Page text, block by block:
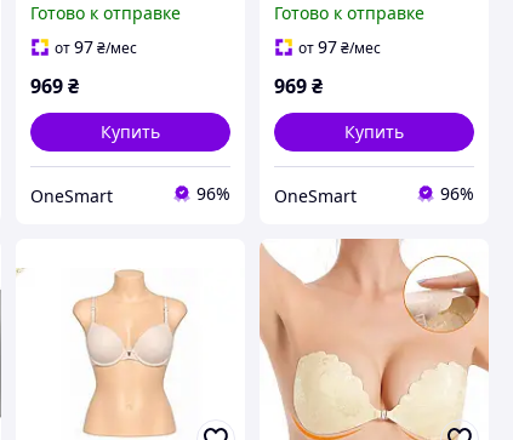
без косточек для
повседневного
Готово к отправке
от97 ₴/мес
969 ₴
Купить
OneSmart 96%
без косточек для
повседневного
Готово к отправке
от97₴/мес
969₴
Купить
OneSmart 96%